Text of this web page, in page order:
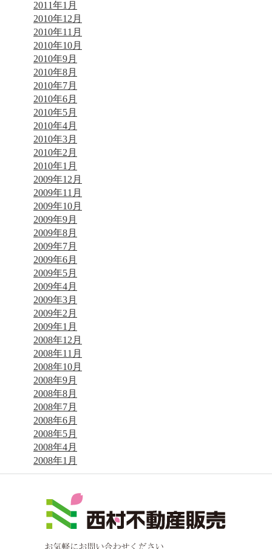
2011年1月
2010年12月
2010年11月
2010年10月
2010年9月
2010年8月
2010年7月
2010年6月
2010年5月
2010年4月
2010年3月
2010年2月
2010年1月
2009年12月
2009年11月
2009年10月
2009年9月
2009年8月
2009年7月
2009年6月
2009年5月
2009年4月
2009年3月
2009年2月
2009年1月
2008年12月
2008年11月
2008年10月
2008年9月
2008年8月
2008年7月
2008年6月
2008年5月
2008年4月
2008年1月